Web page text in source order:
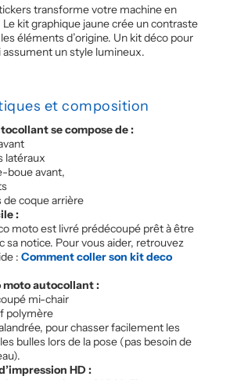
transforme votre machine en
kit graphique jaune crée un contraste
éléments d’origine. Un kit déco pour
assument un style lumineux.
et composition
se compose de :
latéraux
boue avant,
de coque arrière
:
moto est livré prédécoupé prêt à être
sa notice. Pour vous aider, retrouvez
: Comment coller son kit deco
moto autocollant :
mi-chair
polymère
pour chasser facilement les
bulles lors de la pose (pas besoin de
HD :